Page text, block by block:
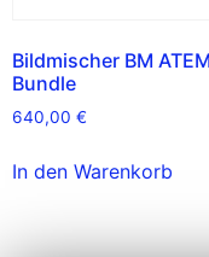
Bildmischer BM ATEM
Bundle
640,00 €
In den Warenkorb